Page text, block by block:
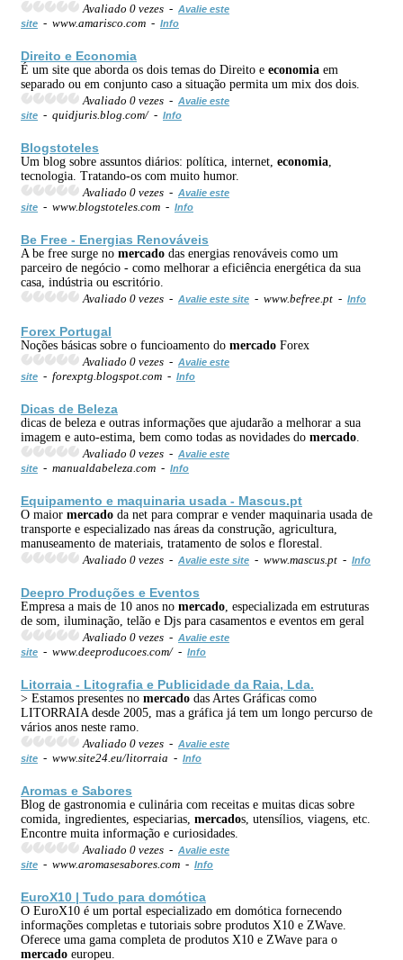
Avaliado 0 vezes - Avalie este
site - www.amarisco.com - Info
Direito e Economia
É um site que aborda os dois temas do Direito e economia em
separado ou em conjunto caso a situação permita um mix dos dois.
Avaliado 0 vezes - Avalie este
site - quidjuris.blog.com/ - Info
Blogstoteles
Um blog sobre assuntos diários: política, internet, economia
tecnologia. Tratando-os com muito humor.
Avaliado 0 vezes - Avalie este
site - www.blogstoteles.com - Info
Be Free - Energias Renováveis
A be free surge no mercado das energias renováveis como um
parceiro de negócio - como melhorar a eficiência energética da sua
casa, indústria ou escritório.
Avaliado 0 vezes - Avalie este site - www.befree.pt - Info
Forex Portugal
Noções básicas sobre o funcioamento do mercado Forex
Avaliado 0 vezes - Avalie este
site - forexptg.blogspot.com - Info
Dicas de Beleza
dicas de beleza e outras informações que ajudarão a melhorar a sua
imagem e auto-estima, bem como todas as novidades do mercado
Avaliado 0 vezes - Avalie este
site - manualdabeleza.com - Info
Equipamento e maquinaria usada - Mascus.pt
O maior mercado da net para comprar e vender maquinaria usada de
transporte e especializado nas áreas da construção, agricultura,
manuseamento de materiais, tratamento de solos e florestal.
Avaliado 0 vezes - Avalie este site - www.mascus.pt - Info
Deepro Produções e Eventos
Empresa a mais de 10 anos no mercado , especializada em estruturas
de som, iluminação, telão e Djs para casamentos e eventos em geral
Avaliado 0 vezes - Avalie este
site - www.deeproducoes.com/ - Info
Litorraia - Litografia e Publicidade da Raia, Lda.
> Estamos presentes no mercado das Artes Gráficas como
LITORRAIA desde 2005, mas a gráfica já tem um longo percurso de
vários anos neste ramo.
Avaliado 0 vezes - Avalie este
site - www.site24.eu/litorraia - Info
Aromas e Sabores
Blog de gastronomia e culinária com receitas e muitas dicas sobre
comida, ingredientes, especiarias, mercados, utensílios, viagens, etc.
Encontre muita informação e curiosidades.
Avaliado 0 vezes - Avalie este
site - www.aromasesabores.com - Info
EuroX10 | Tudo para domótica
O EuroX10 é um portal especializado em domótica fornecendo
informações completas e tutoriais sobre produtos X10 e ZWave.
Oferece uma gama completa de produtos X10 e ZWave para o
mercado europeu.